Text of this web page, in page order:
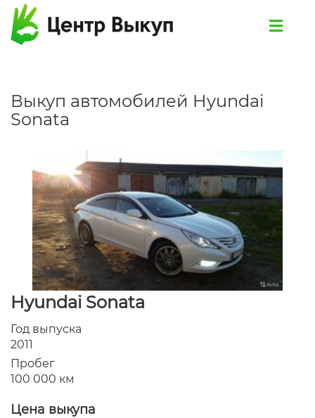
Выкуп автомобилей Hyundai
Sonata
Hyundai Sonata
Год выпуска
2011
Пробег
100 000 км
Цена выкупа